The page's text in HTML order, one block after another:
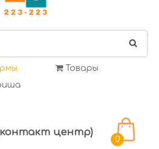
Товары
(контакт центр)
0